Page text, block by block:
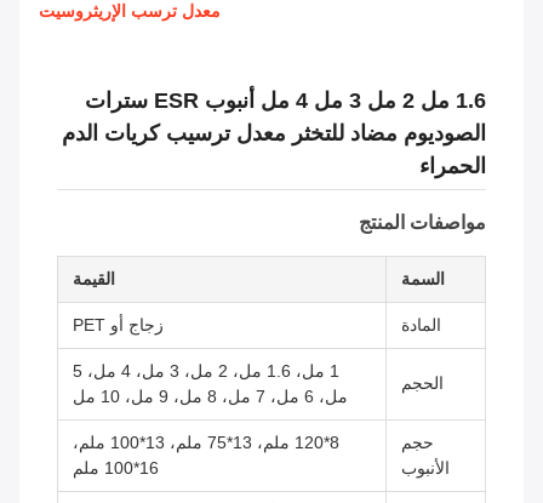
معدل ترسب الإريثروسيت
1.6 مل 2 مل 3 مل 4 مل أنبوب ESR سترات
الصوديوم مضاد للتخثر معدل ترسيب كريات الدم
الحمراء
مواصفات المنتج
السمة القيمة
المادة زجاج أو PET
الحجم
1 مل، 1.6 مل، 2 مل، 3 مل، 4 مل، 5
مل، 6 مل، 7 مل، 8 مل، 9 مل، 10 مل
حجم
الأنبوب
8*120 ملم، 13*75 ملم، 13*100 ملم،
16*100 ملم